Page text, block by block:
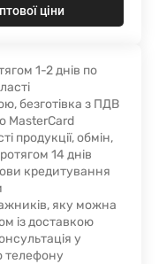
ціни
1-2 днів по
безготівка з ПДВ
MasterCard
продукції, обмін,
14 днів
кредитування
яку можна
із доставкою
у
телефону